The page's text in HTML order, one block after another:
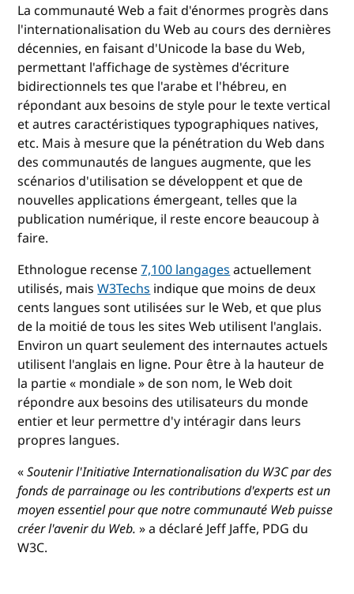
La communauté Web a fait d'énormes progrès dans
l'internationalisation du Web au cours des dernières
décennies, en faisant d'Unicode la base du Web,
permettant l'affichage de systèmes d'écriture
bidirectionnels tes que l'arabe et l'hébreu, en
répondant aux besoins de style pour le texte vertical
et autres caractéristiques typographiques natives,
etc. Mais à mesure que la pénétration du Web dans
des communautés de langues augmente, que les
scénarios d'utilisation se développent et que de
nouvelles applications émergeant, telles que la
publication numérique, il reste encore beaucoup à
faire.
Ethnologue recense7,100 langagesactuellement
utilisés, maisW3Techsindique que moins de deux
cents langues sont utilisées sur le Web, et que plus
de la moitié de tous les sites Web utilisent l'anglais.
Environ un quart seulement des internautes actuels
utilisent l'anglais en ligne. Pour être à la hauteur de
la partie « mondiale » de son nom, le Web doit
répondre aux besoins des utilisateurs du monde
entier et leur permettre d'y intéragir dans leurs
propres langues.
«Soutenir l'Initiative Internationalisation du W3C par des
fonds de parrainage ou les contributions d'experts est un
moyen essentiel pour que notre communauté Web puisse
créer l'avenir du Web. » a déclaré Jeff Jaffe, PDG du
W3C.